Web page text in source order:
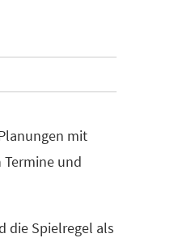
mit
und
die Spielregel als